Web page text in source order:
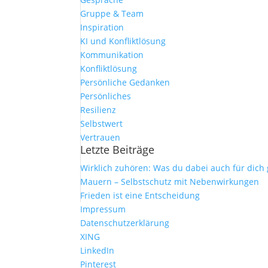
Gruppe & Team
Inspiration
KI und Konfliktlösung
Kommunikation
Konfliktlösung
Persönliche Gedanken
Persönliches
Resilienz
Selbstwert
Vertrauen
Letzte Beiträge
Wirklich zuhören: Was du dabei auch für dich
Mauern – Selbstschutz mit Nebenwirkungen
Frieden ist eine Entscheidung
Impressum
Datenschutzerklärung
XING
LinkedIn
Pinterest